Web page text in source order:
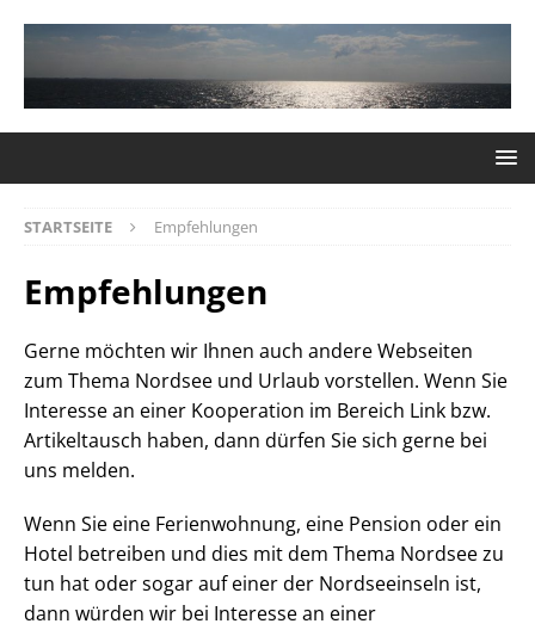
STARTSEITE Empfehlungen
Empfehlungen
Gerne möchten wir Ihnen auch andere Webseiten
zum Thema Nordsee und Urlaub vorstellen. Wenn Sie
Interesse an einer Kooperation im Bereich Link bzw.
Artikeltausch haben, dann dürfen Sie sich gerne bei
uns melden.
Wenn Sie eine Ferienwohnung, eine Pension oder ein
Hotel betreiben und dies mit dem Thema Nordsee zu
tun hat oder sogar auf einer der Nordseeinseln ist,
dann würden wir bei Interesse an einer